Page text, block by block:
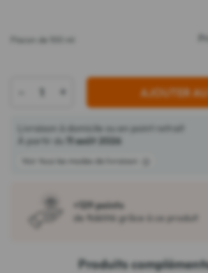
Flacon de 100 ml
+ AJOUTER
Livraison à domicile ou en point retrait
À partir du
11 août 2026
Voir tous les modes de livraison
+129 points
de fidélité grâce à ce produit
Produits